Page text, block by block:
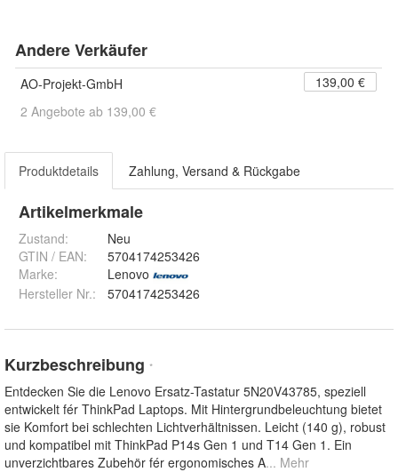
Andere Verkäufer
AO-Projekt-GmbH
139,00 €
2 Angebote ab 139,00 €
Produktdetails Zahlung, Versand & Rückgabe
Artikelmerkmale
Zustand:
Neu
GTIN / EAN:
5704174253426
Marke:
Lenovo
Hersteller Nr.:
5704174253426
Kurzbeschreibung *
Entdecken Sie die Lenovo Ersatz-Tastatur 5N20V43785, speziell
entwickelt fér ThinkPad Laptops. Mit Hintergrundbeleuchtung bietet
sie Komfort bei schlechten Lichtverhältnissen. Leicht (140 g), robust
und kompatibel mit ThinkPad P14s Gen 1 und T14 Gen 1. Ein
unverzichtbares Zubehör fér ergonomisches A... Mehr